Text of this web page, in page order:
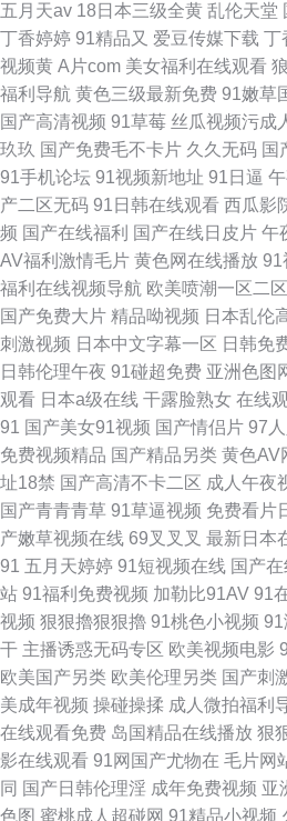
五月天av 18日本三级全黄 乱伦天堂
丁香婷婷 91精品又 爱豆传媒下载 丁
视频黄 A片com 美女福利在线观看
福利导航 黄色三级最新免费 91嫩草
国产高清视频 91草莓 丝瓜视频污成
玖玖 国产免费毛不卡片 久久无码 国
91手机论坛 91视频新地址 91日逼
产二区无码 91日韩在线观看 西瓜影
频 国产在线福利 国产在线日皮片 午
AV福利激情毛片 黄色网在线播放 91
福利在线视频导航 欧美喷潮一区二区
国产免费大片 精品呦视频 日本乱伦
刺激视频 日本中文字幕一区 日韩免
日韩伦理午夜 91碰超免费 亚洲色图
观看 日本a级在线 干露脸熟女 在线
91 国产美女91视频 国产情侣片 97
免费视频精品 国产精品另类 黄色AV
址18禁 国产高清不卡二区 成人午夜
国产青青青草 91草逼视频 免费看片
产嫩草视频在线 69叉叉叉 最新日本
91 五月天婷婷 91短视频在线 国产
站 91福利免费视频 加勒比91AV 91
视频 狠狠擼狠狠擼 91桃色小视频
干 主播诱惑无码专区 欧美视频电影
欧美国产另类 欧美伦理另类 国产刺
美成年视频 操碰操揉 成人微拍福利
在线观看免费 岛国精品在线播放 狠
影在线观看 91网国产尤物在 毛片网
同 国产日韩伦理淫 成年免费视频 亚
色图 蜜桃成人超碰网 91精品小视频